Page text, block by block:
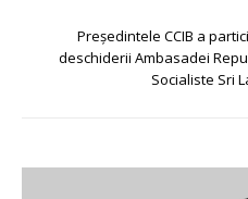
Președintele CCIB a
deschiderii Ambasadei
Socialiste Sri